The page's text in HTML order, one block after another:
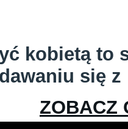
kobietą to
się
ZOBACZ